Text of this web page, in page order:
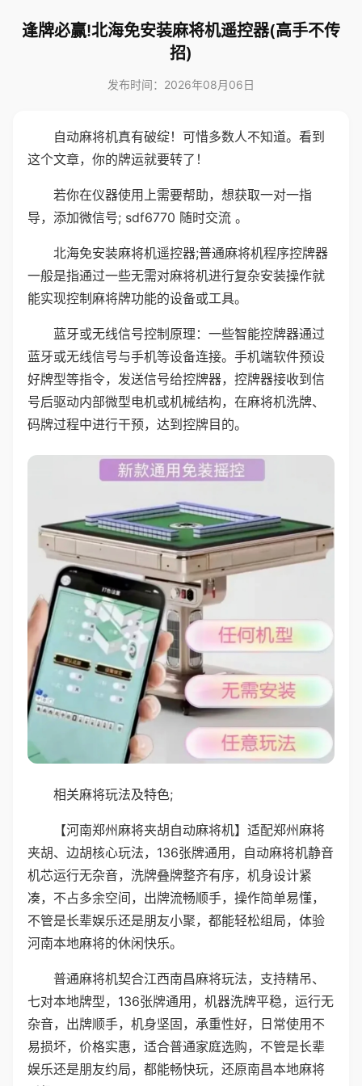
逢牌必赢!北海免安装麻将机遥控器(高手不传
招)
发布时间：2026年08月06日
自动麻将机真有破绽！可惜多数人不知道。看到
这个文章，你的牌运就要转了！
若你在仪器使用上需要帮助，想获取一对一指
导，添加微信号; sdf6770 随时交流 。
北海免安装麻将机遥控器;普通麻将机程序控牌器
一般是指通过一些无需对麻将机进行复杂安装操作就
能实现控制麻将牌功能的设备或工具。
蓝牙或无线信号控制原理：一些智能控牌器通过
蓝牙或无线信号与手机等设备连接。手机端软件预设
好牌型等指令，发送信号给控牌器，控牌器接收到信
号后驱动内部微型电机或机械结构，在麻将机洗牌、
码牌过程中进行干预，达到控牌目的。
相关麻将玩法及特色;
【河南郑州麻将夹胡自动麻将机】适配郑州麻将
夹胡、边胡核心玩法，136张牌通用，自动麻将机静音
机芯运行无杂音，洗牌叠牌整齐有序，机身设计紧
凑，不占多余空间，出牌流畅顺手，操作简单易懂，
不管是长辈娱乐还是朋友小聚，都能轻松组局，体验
河南本地麻将的休闲快乐。
普通麻将机契合江西南昌麻将玩法，支持精吊、
七对本地牌型，136张牌通用，机器洗牌平稳，运行无
杂音，出牌顺手，机身坚固，承重性好，日常使用不
易损坏，价格实惠，适合普通家庭选购，不管是长辈
娱乐还是朋友约局，都能畅快玩，还原南昌本地麻将